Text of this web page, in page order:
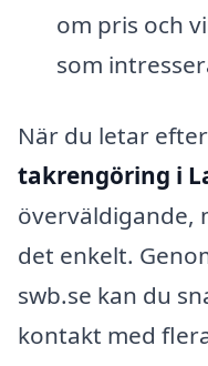
om pris och
som
När du letar
takrengöring i
överväldigande,
det enkelt.
swb.se kan du
kontakt med